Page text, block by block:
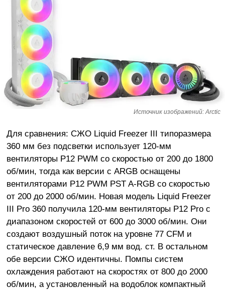
Источник изображений: Arctic
Для сравнения: СЖО Liquid Freezer III типоразмера
360 мм без подсветки использует 120-мм
вентиляторы P12 PWM со скоростью от 200 до 1800
об/мин, тогда как версии с ARGB оснащены
вентиляторами P12 PWM PST A-RGB со скоростью
от 200 до 2000 об/мин. Новая модель Liquid Freezer
III Pro 360 получила 120-мм вентиляторы P12 Pro с
диапазоном скоростей от 600 до 3000 об/мин. Они
создают воздушный поток на уровне 77 CFM и
статическое давление 6,9 мм вод. ст. В остальном
обе версии СЖО идентичны. Помпы систем
охлаждения работают на скоростях от 800 до 2000
об/мин, а установленный на водоблок компактный